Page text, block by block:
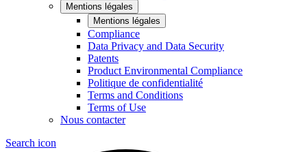
Mentions légales
Mentions légales
Compliance
Data Privacy and Data Security
Patents
Product Environmental Compliance
Politique de confidentialité
Terms and Conditions
Terms of Use
Nous contacter
Search icon